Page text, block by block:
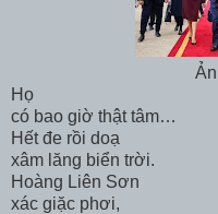
Họ
có bao giờ thật tâm…
Hết đe rồi doạ
xâm lăng biển trời.
Hoàng Liên Sơn
xác giặc phơi,